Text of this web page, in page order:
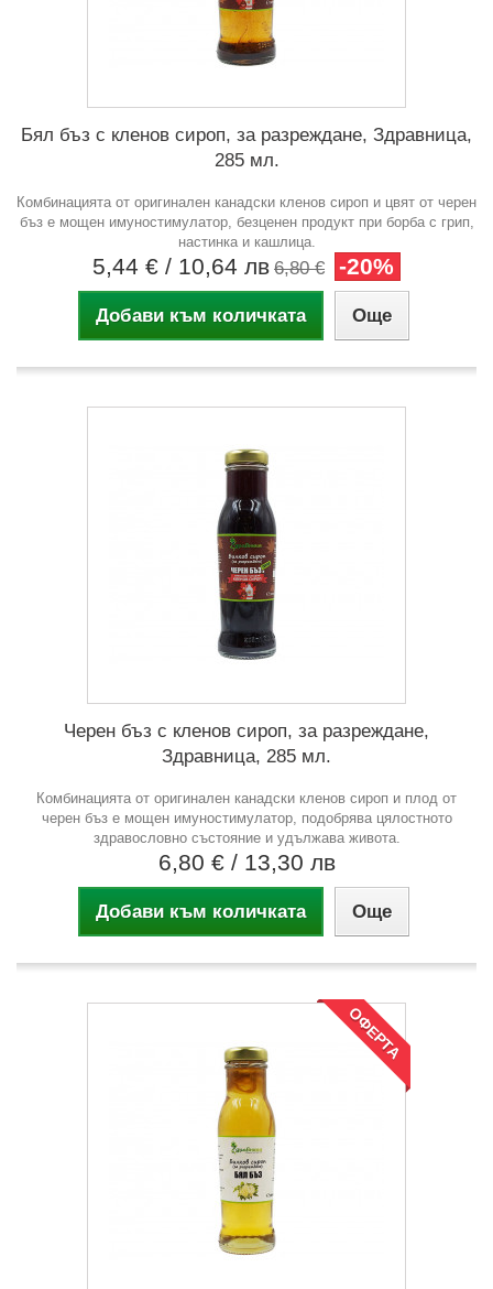
Бял бъз с кленов сироп, за разреждане, Здравница,
285 мл.
Комбинацията от оригинален канадски кленов сироп и цвят от черен
бъз е мощен имуностимулатор, безценен продукт при борба с грип,
настинка и кашлица.
5,44 € / 10,64 лв 6,80 € -20%
Добави към количката Още
Черен бъз с кленов сироп, за разреждане,
Здравница, 285 мл.
Комбинацията от оригинален канадски кленов сироп и плод от
черен бъз е мощен имуностимулатор, подобрява цялостното
здравословно състояние и удължава живота.
6,80 € / 13,30 лв
Добави към количката Още
ОФЕРТА